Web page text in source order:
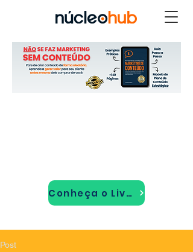
Conheça o Livro!
Post